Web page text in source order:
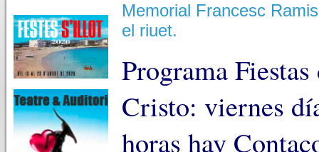
Memorial Francesc
el riuet.
Programa
Cristo: viernes
horas hay